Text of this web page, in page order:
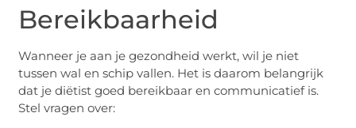
Bereikbaarheid
Wanneer je aan je gezondheid werkt, wil je niet
tussen wal en schip vallen. Het is daarom belangrijk
dat je diëtist goed bereikbaar en communicatief is.
Stel vragen over: